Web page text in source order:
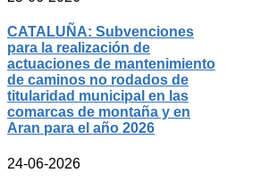
CATALUÑA: Subvenciones
para la realización de
actuaciones de mantenimiento
de caminos no rodados de
titularidad municipal en las
comarcas de montaña y en
Aran para el año 2026
24-06-2026